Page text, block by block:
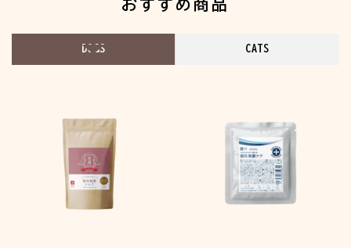
おすすめ商品
DOGS CATS